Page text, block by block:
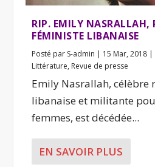
RIP. EMILY NASRALLAH,
FÉMINISTE LIBANAISE
Posté par S-admin | 15 Mar, 2018 |
Littérature, Revue de presse
Emily Nasrallah, célèbre
libanaise et militante
femmes, est décédée...
EN SAVOIR PLUS